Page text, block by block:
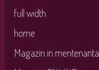
full width
home
Magazin in mentenanta